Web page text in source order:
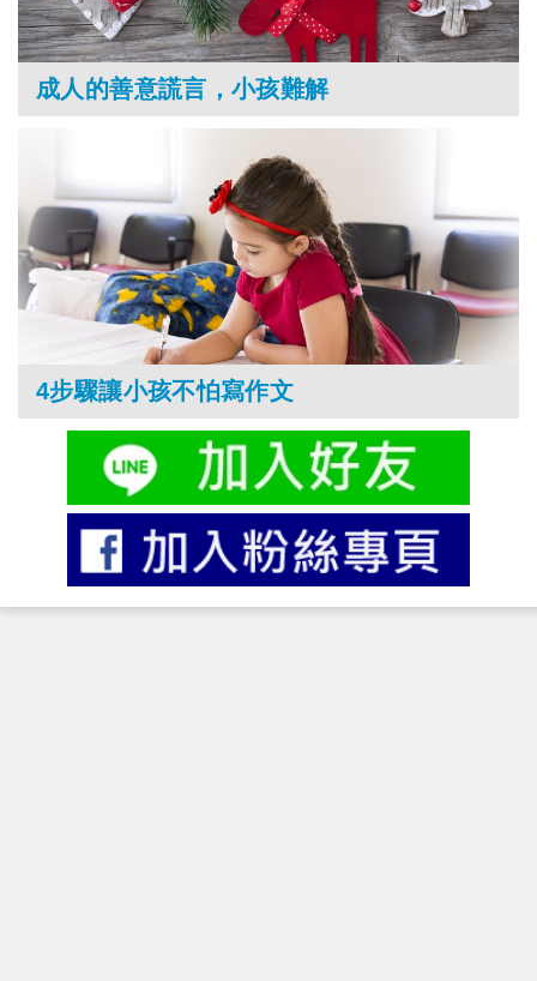
成人的善意謊言，小孩難解
4步驟讓小孩不怕寫作文